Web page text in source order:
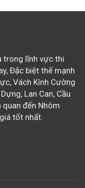
trong lĩnh vực thi
Đặc biệt thế mạnh
Vách Kính Cường
Lan Can, Cầu
quan đến Nhôm
tốt nhất.